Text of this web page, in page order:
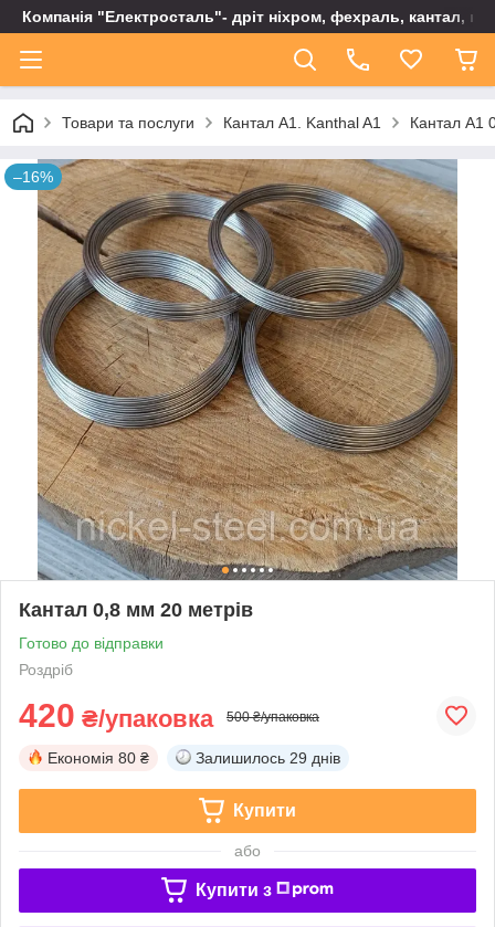
Компанія "Електросталь"- дріт ніхром, фехраль, кантал,
Товари та послуги Кантал А1. Kanthal A1 Кантал А1
–16%
Кантал 0,8 мм 20 метрів
Готово до відправки
Роздріб
420 ₴/упаковка 500 ₴/упаковка
Економія 80 ₴ Залишилось 29 днів
Купити
або
Купити з